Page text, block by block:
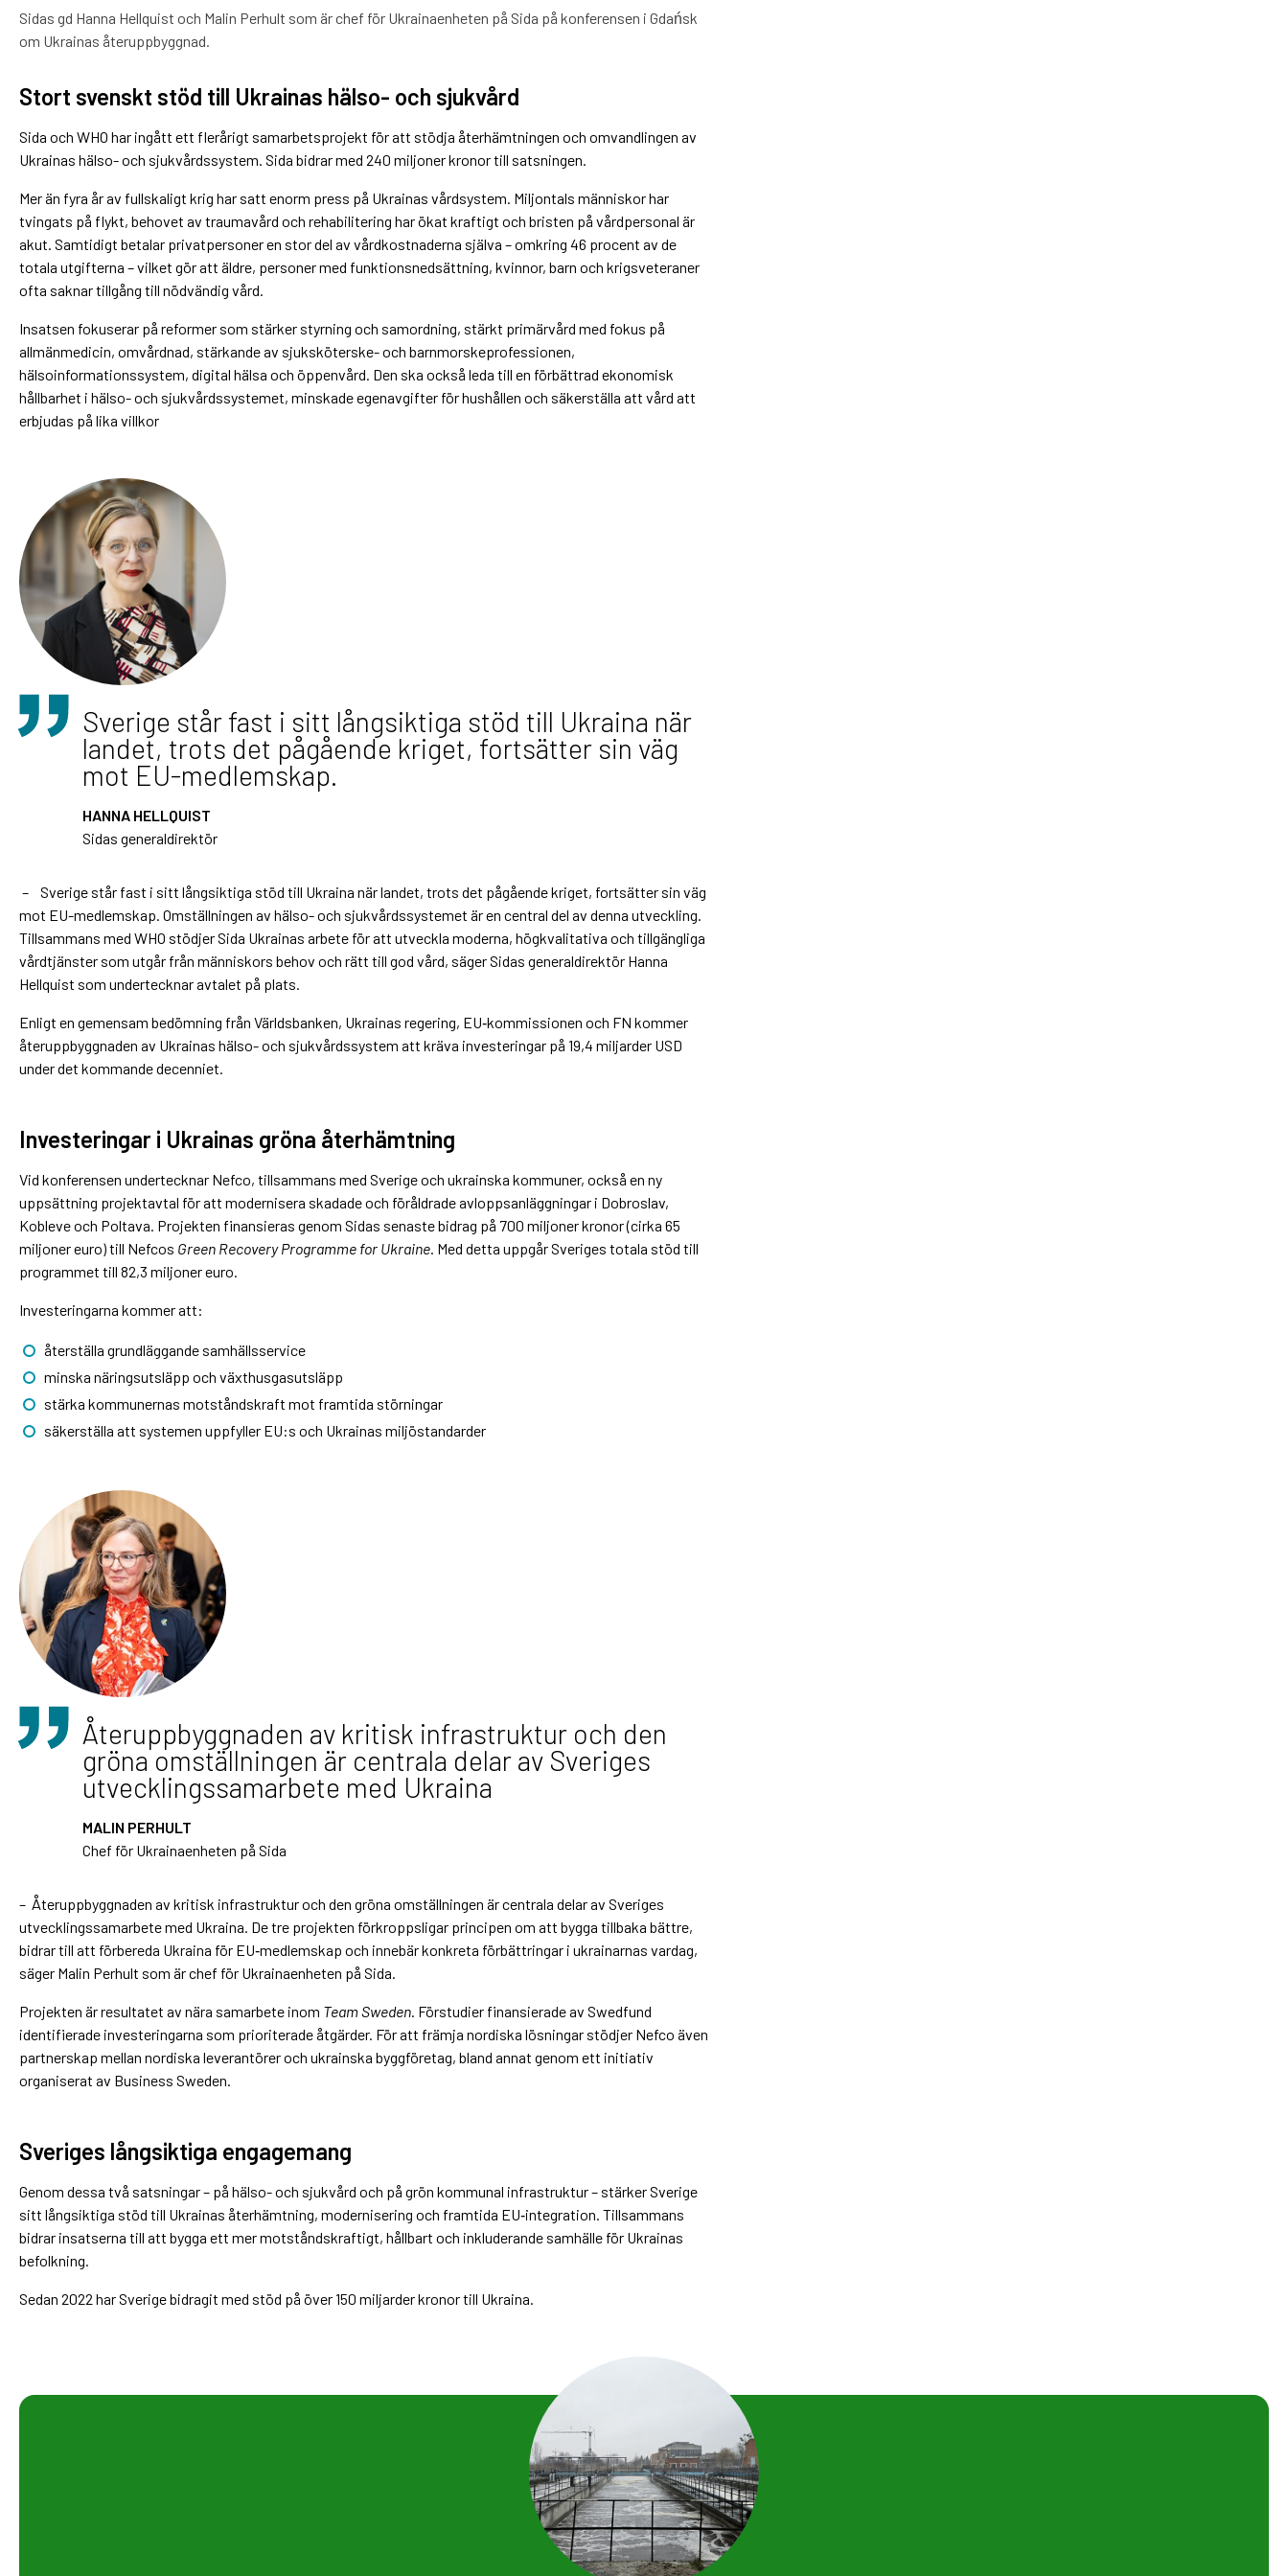
Sidas gd Hanna Hellquist och Malin Perhult som är chef för Ukrainaenheten på Sida på konferensen i Gdańsk
om Ukrainas återuppbyggnad.
Stort svenskt stöd till Ukrainas hälso- och sjukvård
Sida och WHO har ingått ett flerårigt samarbetsprojekt för att stödja återhämtningen och omvandlingen av
Ukrainas hälso- och sjukvårdssystem. Sida bidrar med 240 miljoner kronor till satsningen.
Mer än fyra år av fullskaligt krig har satt enorm press på Ukrainas vårdsystem. Miljontals människor har
tvingats på flykt, behovet av traumavård och rehabilitering har ökat kraftigt och bristen på vårdpersonal är
akut. Samtidigt betalar privatpersoner en stor del av vårdkostnaderna själva – omkring 46 procent av de
totala utgifterna – vilket gör att äldre, personer med funktionsnedsättning, kvinnor, barn och krigsveteraner
ofta saknar tillgång till nödvändig vård.
Insatsen fokuserar på reformer som stärker styrning och samordning, stärkt primärvård med fokus på
allmänmedicin, omvårdnad, stärkande av sjuksköterske- och barnmorskeprofessionen,
hälsoinformationssystem, digital hälsa och öppenvård. Den ska också leda till en förbättrad ekonomisk
hållbarhet i hälso- och sjukvårdssystemet, minskade egenavgifter för hushållen och säkerställa att vård att
erbjudas på lika villkor
Sverige står fast i sitt långsiktiga stöd till Ukraina när
landet, trots det pågående kriget, fortsätter sin väg
mot EU-medlemskap.
HANNA HELLQUIST
Sidas generaldirektör
– Sverige står fast i sitt långsiktiga stöd till Ukraina när landet, trots det pågående kriget, fortsätter sin väg
mot EU-medlemskap. Omställningen av hälso- och sjukvårdssystemet är en cen­tral del av denna utveckling.
Tillsammans med WHO stödjer Sida Ukrainas arbete för att utveckla moderna, högkvalitativa och tillgängliga
vårdtjänster som utgår från människors behov och rätt till god vård, säger Sidas generaldirektör Hanna
Hellquist som undertecknar avtalet på plats.
Enligt en gemensam bedömning från Världsbanken, Ukrainas regering, EU‑kommissionen och FN kommer
återuppbyggnaden av Ukrainas hälso- och sjukvårdssystem att kräva investeringar på 19,4 miljarder USD
under det kommande decenniet.
Investeringar i Ukrainas gröna återhämtning
Vid konferensen undertecknar Nefco, tillsammans med Sverige och ukrainska kommuner, också en ny
uppsättning projektavtal för att modernisera skadade och föråldrade avloppsanläggningar i Dobroslav,
Kobleve och Poltava. Projekten finansieras genom Sidas senaste bidrag på 700 miljoner kronor (cirka 65
miljoner euro) till Nefcos Green Recovery Programme for Ukraine . Med detta uppgår Sveriges totala stöd till
programmet till 82,3 miljoner euro.
Investeringarna kommer att:
återställa grundläggande samhällsservice
minska näringsutsläpp och växthusgasutsläpp
stärka kommunernas motståndskraft mot framtida störningar
säkerställa att systemen uppfyller EU:s och Ukrainas miljöstandarder
Återuppbyggnaden av kritisk infrastruktur och den
gröna omställningen är centrala delar av Sveriges
utvecklingssamarbete med Ukraina
MALIN PERHULT
Chef för Ukrainaenheten på Sida
– Återuppbyggnaden av kritisk infrastruktur och den gröna omställningen är centrala delar av Sveriges
utvecklingssamarbete med Ukraina. De tre projekten förkroppsligar principen om att bygga tillbaka bättre,
bidrar till att förbereda Ukraina för EU‑medlemskap och innebär konkreta förbättringar i ukrainarnas vardag,
säger Malin Perhult som är chef för Ukrainaenheten på Sida.
Projekten är resultatet av nära samarbete inom Team Sweden . Förstudier finansierade av Swedfund
identifierade investeringarna som prioriterade åtgärder. För att främja nordiska lösningar stödjer Nefco även
partnerskap mellan nordiska leverantörer och ukrainska byggföretag, bland annat genom ett initiativ
organiserat av Business Sweden.
Sveriges långsiktiga engagemang
Genom dessa två satsningar – på hälso- och sjukvård och på grön kommunal infrastruktur – stärker Sverige
sitt långsiktiga stöd till Ukrainas återhämtning, modernisering och framtida EU‑integration. Tillsammans
bidrar insatserna till att bygga ett mer motståndskraftigt, hållbart och inkluderande samhälle för Ukrainas
befolkning.
Sedan 2022 har Sverige bidragit med stöd på över 150 miljarder kronor till Ukraina.